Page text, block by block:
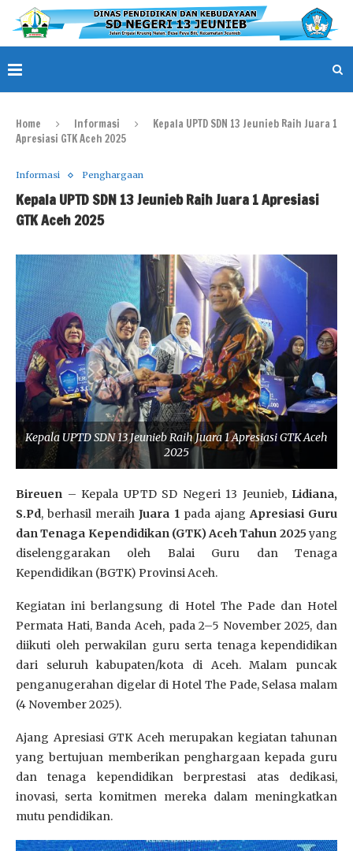
Home Informasi
Kepala UPTD SDN 13 Jeunieb Raih Juara 1
Apresiasi GTK Aceh 2025
Informasi Penghargaan
Kepala UPTD SDN 13 Jeunieb Raih Juara 1 Apresiasi
GTK Aceh 2025
Kepala UPTD SDN 13 Jeunieb Raih Juara 1 Apresiasi GTK Aceh
2025
Bireuen – Kepala UPTD SD Negeri 13 Jeunieb, Lidiana,
S.Pd, berhasil meraihJuara 1pada ajangApresiasi Guru
dan Tenaga Kependidikan (GTK) Aceh Tahun 2025yang
diselenggarakan oleh Balai Guru dan Tenaga
Kependidikan (BGTK) Provinsi Aceh.
Kegiatan ini berlangsung di Hotel The Pade dan Hotel
Permata Hati, Banda Aceh, pada 2–5 November 2025, dan
diikuti oleh perwakilan guru serta tenaga kependidikan
dari seluruh kabupaten/kota di Aceh. Malam puncak
penganugerahan digelar di Hotel The Pade, Selasa malam
(4 November 2025).
Ajang Apresiasi GTK Aceh merupakan kegiatan tahunan
yang bertujuan memberikan penghargaan kepada guru
dan tenaga kependidikan berprestasi atas dedikasi,
inovasi, serta komitmen mereka dalam meningkatkan
mutu pendidikan.